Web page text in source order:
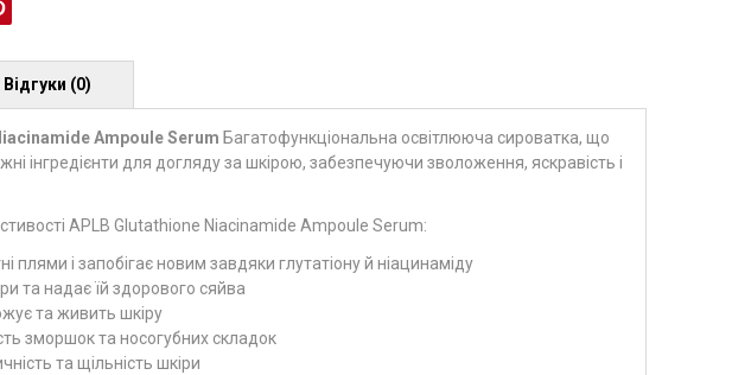
Ampoule Serum Багатофункціональна освітлююча сироватка, що
інгредієнти для догляду за шкірою, забезпечуючи зволоження, яскравість і
APLB Glutathione Niacinamide Ampoule Serum:
плями і запобігає новим завдяки глутатіону й ніацинаміду
та надає їй здорового сяйва
та живить шкіру
зморшок та носогубних складок
та щільність шкіри
Відгуки (0)